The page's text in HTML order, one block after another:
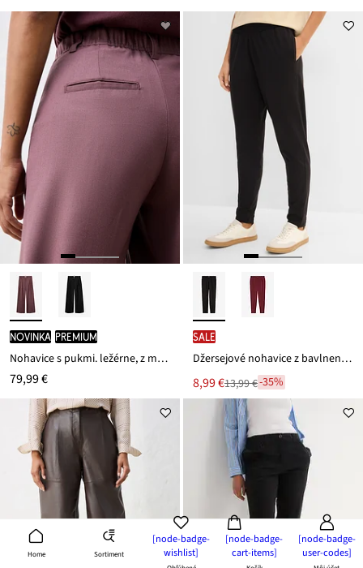
Home Sortiment
[node-badge-
wishlist]
[node-badge-
cart-items]
[node-badge-
user-codes]
novinka PREMIUM
Nohavice s pukmi. ležérne, z mäkkého vlneného podielu
79,99 €
SALE
Džersejové nohavice z bavlneného mixu
Nová
cena
8,99 €
Zľava
13,99 €
13,99 €-35%